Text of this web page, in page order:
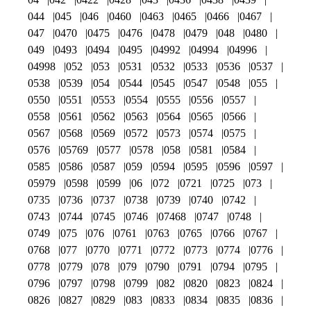
044
045 046 0460 0463 0465 0466
0467
047
0470 0475 0476 0478 0479 048
0480
049
0493 0494 0495 04992 04994
04996
04998
052 053 0531 0532 0533 0536
0537
0538
0539 054 0544 0545 0547 0548
055
0550
0551 0553 0554 0555 0556
0557
0558
0561 0562 0563 0564 0565
0566
0567
0568 0569 0572 0573 0574
0575
0576
05769 0577 0578 058 0581
0584
0585
0586 0587 059 0594 0595 0596
0597
05979
0598 0599 06 072 0721 0725
073
0735
0736 0737 0738 0739 0740
0742
0743
0744 0745 0746 07468 0747
0748
0749
075 076 0761 0763 0765 0766
0767
0768
077 0770 0771 0772 0773 0774
0776
0778
0779 078 079 0790 0791 0794
0795
0796
0797 0798 0799 082 0820 0823
0824
0826
0827 0829 083 0833 0834 0835
0836